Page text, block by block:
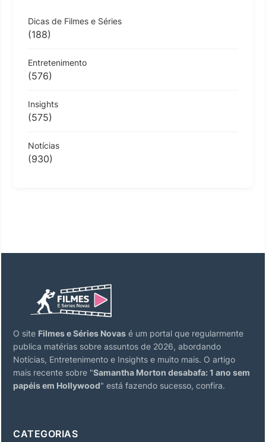
Dicas de Filmes e Séries
(188)
Entretenimento
(576)
Insights
(575)
Notícias
(930)
O site Filmes e Séries Novas é um portal que regularmente
publica matérias sobre assuntos de 2026, abordando
Notícias, Entretenimento e Insights e muito mais. O artigo
mais recente sobre "Samantha Morton desabafa: 1 ano sem
papéis em Hollywood" está fazendo sucesso, confira.
CATEGORIAS